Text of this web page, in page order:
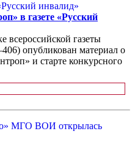
в газете «Русский
всероссийской газеты
опубликован материал о
и старте конкурсного